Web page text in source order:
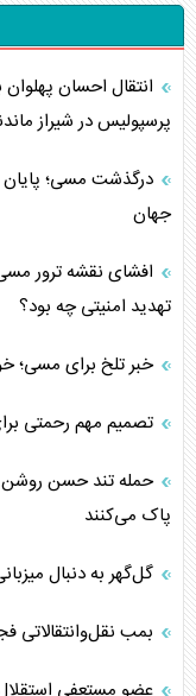
انتقال احسان
پرسپولیس در شیراز
جهان
افشای نقشه ترور
تهدید امنیتی چه بود؟
خبر تلخ برای
تصمیم مهم رحمتی
حمله تند حسن روشن
پاک می‌کنند
گل‌گهر به دنبال
بمب نقل‌وانتقالاتی